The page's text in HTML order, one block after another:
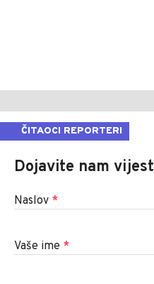
ČITAOCI REPORTERI
Dojavite nam vijest
Naslov *
Vaše ime *